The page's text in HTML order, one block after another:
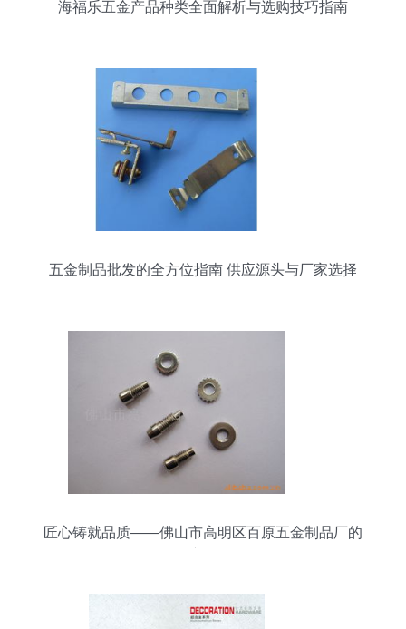
海福乐五金产品种类全面解析与选购技巧指南
五金制品批发的全方位指南 供应源头与厂家选择
匠心铸就品质——佛山市高明区百原五金制品厂的